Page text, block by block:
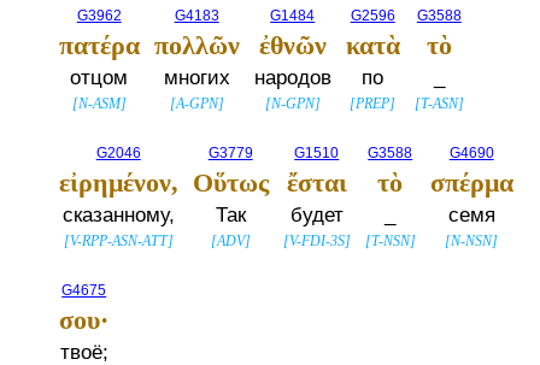
G3962
πατέρα
отцом
[N-ASM]
G4183
πολλῶν
многих
[A-GPN]
G1484
ἐθνῶν
народов
[N-GPN]
G2596
κατὰ
по
[PREP]
G3588
τὸ
[T-ASN]
G2046
εἰρημένον,
сказанному,
[V-RPP-ASN-ATT]
G3779
Οὕτως
Так
[ADV]
G1510
ἔσται
будет
[V-FDI-3S]
G3588
τὸ
[T-NSN]
G4690
σπέρμα
семя
[N-NSN]
G4675
σου·
твоё;